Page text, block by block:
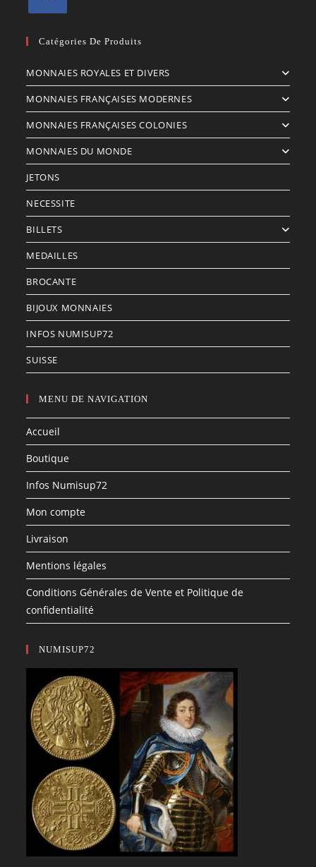
dans
nouvel
Catégories De Produits
MONNAIES ROYALES ET DIVERS
MONNAIES FRANÇAISES MODERNES
MONNAIES FRANÇAISES COLONIES
MONNAIES DU MONDE
JETONS
NECESSITE
BILLETS
MEDAILLES
BROCANTE
BIJOUX MONNAIES
INFOS NUMISUP72
SUISSE
MENU DE NAVIGATION
Accueil
Boutique
Infos Numisup72
Mon compte
Livraison
Mentions légales
Conditions Générales de Vente et Politique de
confidentialité
NUMISUP72